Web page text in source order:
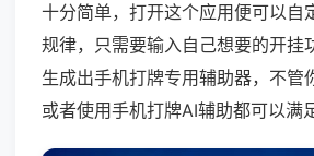
十分简单，打开这个应用便可以自
规律，只需要输入自己想要的开挂
生成出手机打牌专用辅助器，不管
或者使用手机打牌AI辅助都可以满